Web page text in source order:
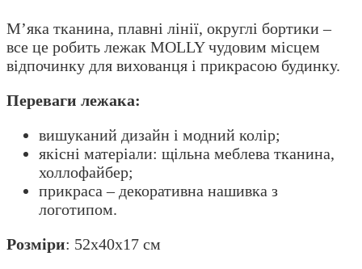
М’яка тканина, плавні лінії, округлі бортики –
все це робить лежак MOLLY чудовим місцем
відпочинку для вихованця і прикрасою будинку.
Переваги лежака:
вишуканий дизайн і модний колір;
якісні матеріали: щільна меблева тканина,
холлофайбер;
прикраса – декоративна нашивка з
логотипом.
Розміри: 52x40x17 см